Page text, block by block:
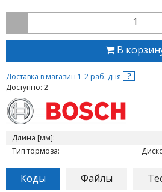
- 1
В
Доставка в магазин 1-2 раб. дня ?
Доступно: 2
Длина [мм]:
Тип тормоза:
Коды Файлы